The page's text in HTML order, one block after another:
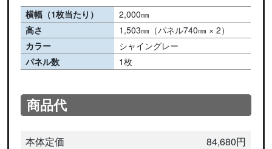
横幅（1枚当たり）
2,000㎜
高さ
1,503㎜（パネル740㎜ × 2）
カラー
シャイングレー
パネル数
1枚
商品代
本体定価
84,680円